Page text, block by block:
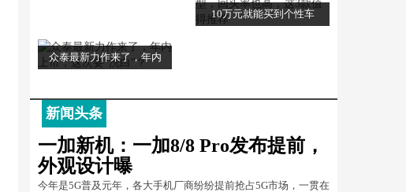
10万元就能买到个性车
众泰最新力作来了，年内
新闻头条
一加新机：一加8/8 Pro发布提前，
外观设计曝
今年是5G普及元年，各大手机厂商纷纷提前抢占5G市场，一贯在